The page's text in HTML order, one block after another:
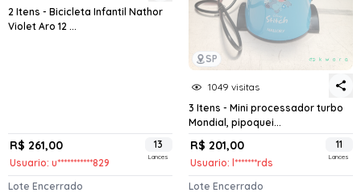
2 Itens - Bicicleta Infantil Nathor
Violet Aro 12 ...
R$ 261,00
Usuario: u***********829
13
Lances
Lote Encerrado
SP
1049 visitas
3 Itens - Mini processador turbo
Mondial, pipoquei...
R$ 201,00
Usuario: l*******rds
11
Lances
Lote Encerrado